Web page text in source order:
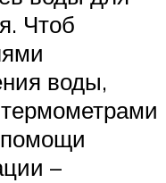
Чтоб
воды,
–